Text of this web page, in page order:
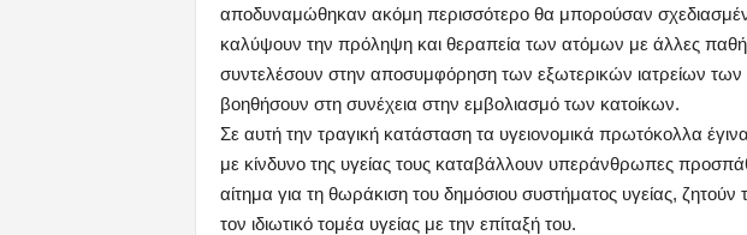
αποδυναμώθηκαν ακόμη περισσότερο θα μπορούσαν
καλύψουν την πρόληψη και θεραπεία των ατόμων με άλλες
συντελέσουν στην αποσυμφόρηση των εξωτερικών ιατρείων των
βοηθήσουν στη συνέχεια στην εμβολιασμό των κατοίκων.
Σε αυτή την τραγική κατάσταση τα υγειονομικά πρωτόκολλα
με κίνδυνο της υγείας τους καταβάλλουν υπεράνθρωπες
αίτημα για τη θωράκιση του δημόσιου συστήματος υγείας,
τον ιδιωτικό τομέα υγείας με την επίταξή του.